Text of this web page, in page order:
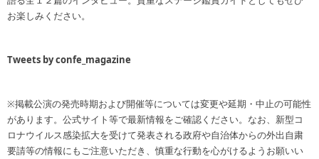
お楽しみください。
Tweets by confe_magazine
※掲載公演の発売時期および開催等については変更や延期・中止の可能性
があります。公式サイト等で最新情報をご確認ください。なお、新型コ
ロナウイルス感染拡大を受けて発表される政府や自治体からの外出自粛
要請等の情報にもご注意いただき、慎重な行動を心がけるようお願いい